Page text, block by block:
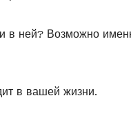
в ней? Возможно
в вашей жизни.